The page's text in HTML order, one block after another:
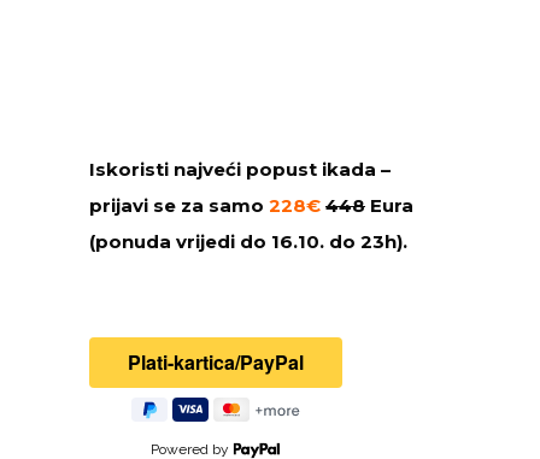
Iskoristi najveći popust ikada –
prijavi se za samo 228€ 448 Eura
(ponuda vrijedi do 16.10. do 23h).
Powered by